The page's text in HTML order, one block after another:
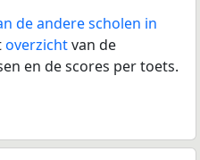
de andere scholen in
overzichtvan de
en de scores per toets.